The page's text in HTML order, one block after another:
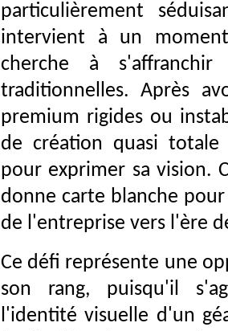
particulièrement
intervient à un
cherche à
traditionnelles. Après
premium rigides ou
de création quasi totale
pour exprimer sa vision.
donne carte blanche
de l'entreprise vers l'ère
Ce défi représente une
son rang, puisqu'il
l'identité visuelle d'un